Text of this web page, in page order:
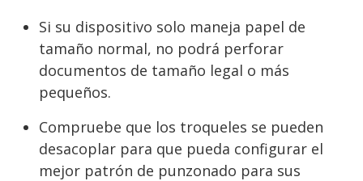
Si su dispositivo solo maneja papel de
tamaño normal, no podrá perforar
documentos de tamaño legal o más
pequeños.
Compruebe que los troqueles se pueden
desacoplar para que pueda configurar el
mejor patrón de punzonado para sus